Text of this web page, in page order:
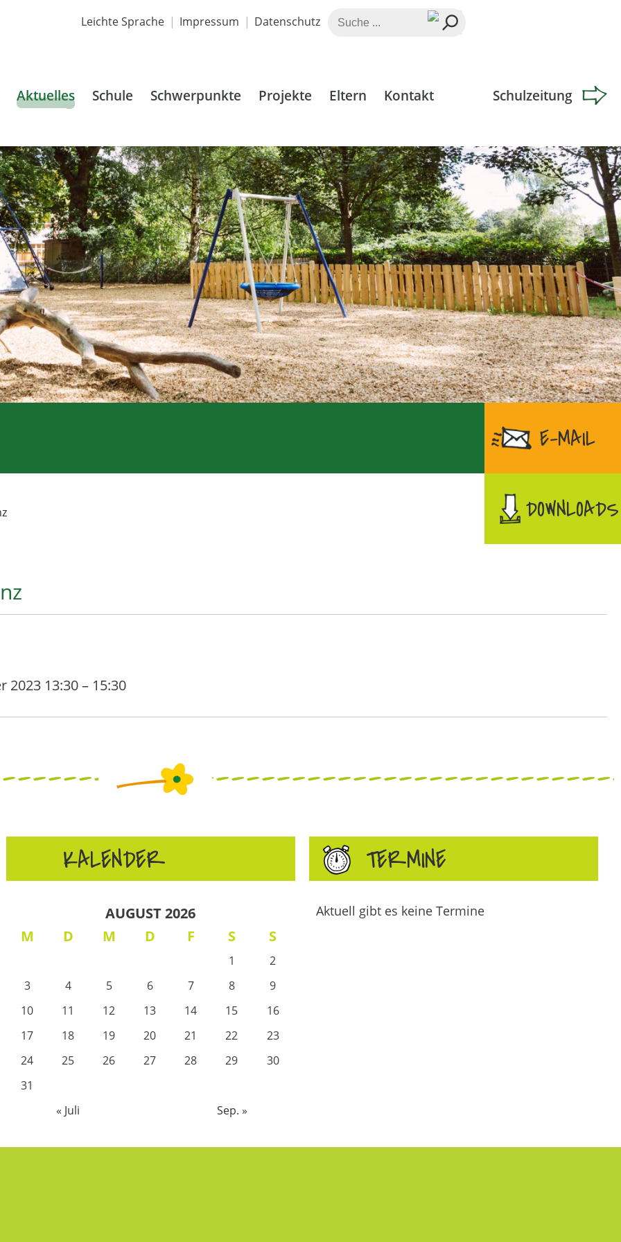
Leichte Sprache Impressum Datenschutz
Suche
Aktuelles Schule Schwerpunkte Projekte Eltern Kontakt Schulzeitung
E-MAIL
DOWNLOADS
2023 13:30– 15:30
KALENDER
AUGUST 2026
M
D M D F S S
1
2
3
4 5 6 7 8
9
10
11 12 13 14 15
16
17
18 19 20 21 22
23
24
25 26 27 28 29
30
31
« Juli
Sep. »
TERMINE
Aktuell gibt es keine Termine